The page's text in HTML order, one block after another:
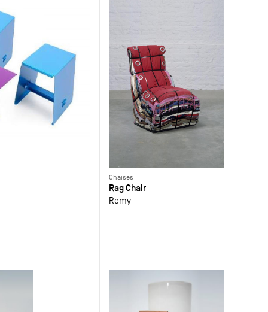
Chaises
Rag Chair
Remy